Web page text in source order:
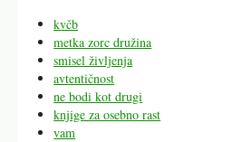
kvčb
metka zorc družina
smisel življenja
avtentičnost
ne bodi kot drugi
knjige za osebno rast
vam